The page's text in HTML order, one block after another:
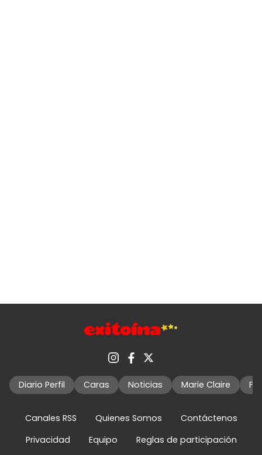
Diario Perfil Caras Noticias Marie Claire
Canales RSS Quienes Somos
Contáctenos
Privacidad
Equipo Reglas de participación